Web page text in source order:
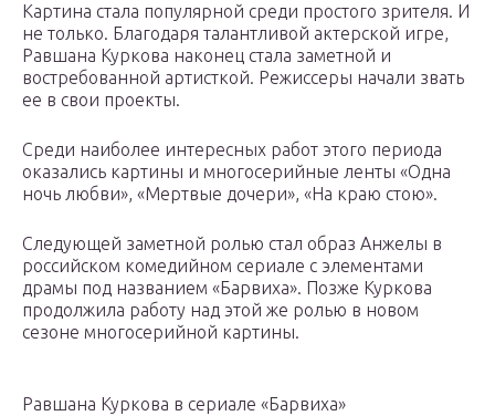
Картина стала популярной среди простого зрителя. И
не только. Благодаря талантливой актерской игре,
Равшана Куркова наконец стала заметной и
востребованной артисткой. Режиссеры начали звать
ее в свои проекты.
Среди наиболее интересных работ этого периода
оказались картины и многосерийные ленты «Одна
ночь любви», «Мертвые дочери», «На краю стою».
Следующей заметной ролью стал образ Анжелы в
российском комедийном сериале с элементами
драмы под названием «Барвиха». Позже Куркова
продолжила работу над этой же ролью в новом
сезоне многосерийной картины.
Равшана Куркова в сериале «Барвиха»